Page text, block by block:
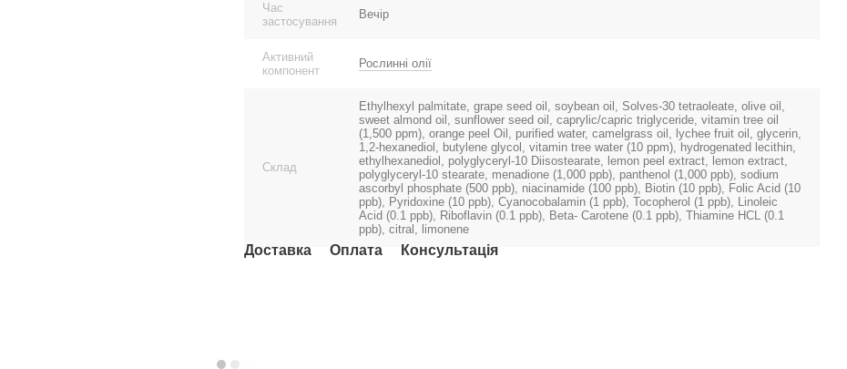
Час
застосування
Вечір
Активний
компонент
Рослинні олії
Склад
Ethylhexyl palmitate, grape seed oil, soybean oil, Solves-30 tetraoleate, olive oil,
sweet almond oil, sunflower seed oil, caprylic/capric triglyceride, vitamin tree oil
(1,500 ppm), orange peel Oil, purified water, camelgrass oil, lychee fruit oil, glycerin,
1,2-hexanediol, butylene glycol, vitamin tree water (10 ppm), hydrogenated lecithin,
ethylhexanediol, polyglyceryl-10 Diisostearate, lemon peel extract, lemon extract,
polyglyceryl-10 stearate, menadione (1,000 ppb), panthenol (1,000 ppb), sodium
ascorbyl phosphate (500 ppb), niacinamide (100 ppb), Biotin (10 ppb), Folic Acid (10
ppb), Pyridoxine (10 ppb), Cyanocobalamin (1 ppb), Tocopherol (1 ppb), Linoleic
Acid (0.1 ppb), Riboflavin (0.1 ppb), Beta- Carotene (0.1 ppb), Thiamine HCL (0.1
ppb), citral, limonene
Доставка Оплата Консультація